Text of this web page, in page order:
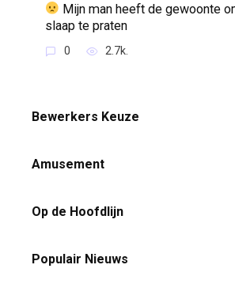
Mijn man heeft de gewoonte
slaap te praten
0 2.7k.
Bewerkers Keuze
Amusement
Op de Hoofdlijn
Populair Nieuws